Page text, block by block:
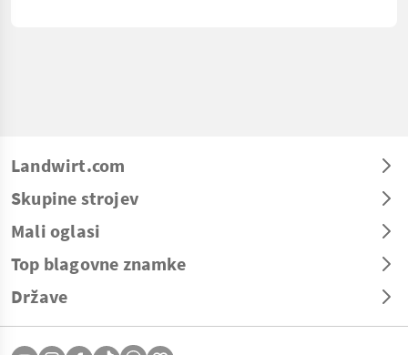
Landwirt.com
Skupine strojev
Mali oglasi
Top blagovne znamke
Države